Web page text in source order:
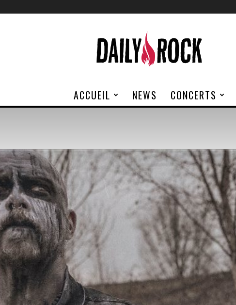
Rock
ACCUEIL NEWS CONCERTS